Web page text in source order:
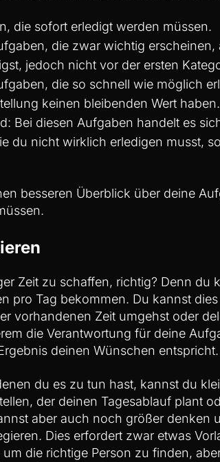
die sofort erledigt werden müssen.
die zwar wichtig erscheinen,
jedoch nicht vor der ersten
die so schnell wie möglich
keinen bleibenden Wert haben.
Bei diesen Aufgaben handelt es
du nicht wirklich erledigen musst,
besseren Überblick über deine
Zeit zu schaffen, richtig? Denn du
pro Tag bekommen. Du kannst
vorhandenen Zeit umgehst oder
die Verantwortung für deine
deinen Wünschen entspricht.
du es zu tun hast, kannst du
der deinen Tagesablauf plant
aber auch noch größer denken
Dies erfordert zwar etwas
die richtige Person zu finden,